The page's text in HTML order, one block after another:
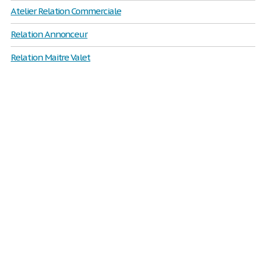
Atelier Relation Commerciale
Relation Annonceur
Relation Maitre Valet